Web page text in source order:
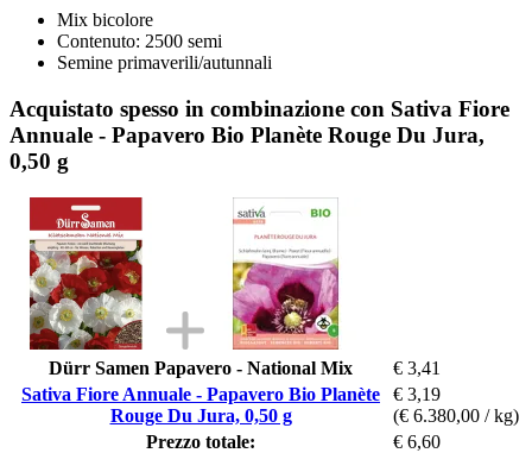
Mix bicolore
Contenuto: 2500 semi
Semine primaverili/autunnali
Acquistato spesso in combinazione con Sativa Fiore
Annuale - Papavero Bio Planète Rouge Du Jura,
0,50 g
Dürr Samen Papavero - National Mix
€ 3,41
Sativa Fiore Annuale - Papavero Bio Planète
Rouge Du Jura, 0,50 g
€ 3,19
(€ 6.380,00 / kg)
Prezzo totale:
€ 6,60